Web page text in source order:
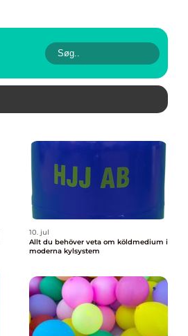
10. jul
Allt du behöver veta om köldmedium i
moderna kylsystem